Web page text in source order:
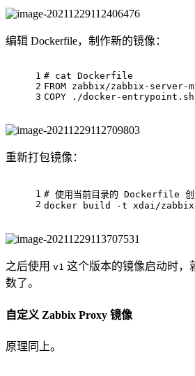
编辑 Dockerfile，制作新的镜像：
1
2
3
# cat Dockerfile
FROM zabbix/zabbix-server-
COPY ./docker-
重新打包镜像：
1
2
# 使用当前目录的 Dockerfile
docker build -t xdai/
之后使用 v1 这个版本的镜像启动时，
数了。
自定义 Zabbix Proxy 镜像
原理同上。